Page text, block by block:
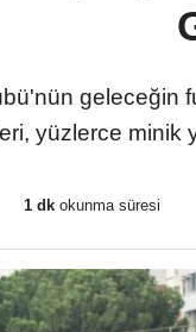
geleceğin
yüzlerce minik
1 dk okunma süresi